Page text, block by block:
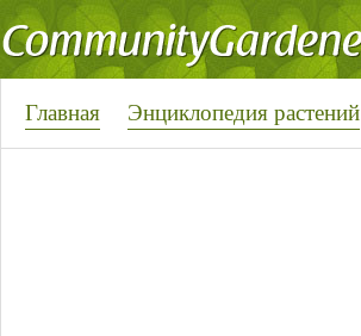
Главная Энциклопедия растений